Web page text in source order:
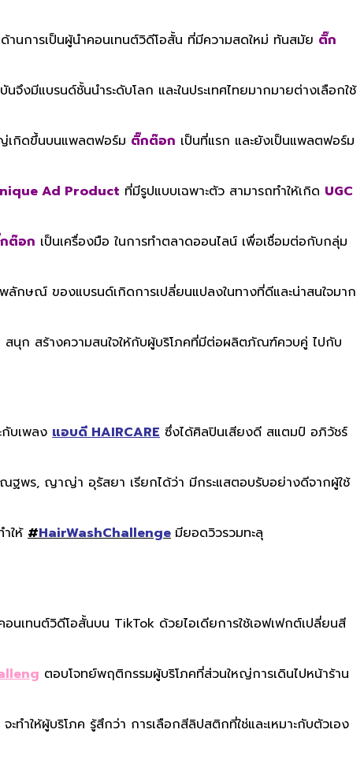
านการเป็นผู้นำคอนเทนต์วิดีโอสั้น ที่มีความสดใหม่ ทันสมัย ติ๊ก
งมีแบรนด์ชั้นนำระดับโลก และในประเทศไทยมากมายต่างเลือกใช้
เกิดขึ้นบนแพลตฟอร์ม ติ๊กต๊อก เป็นที่แรก และยังเป็นแพลตฟอร์ม
Ad Product ที่มีรูปแบบเฉพาะตัว สามารถทำให้เกิด UGC
ต๊อก เป็นเครื่องมือ ในการทำตลาดออนไลน์ เพื่อเชื่อมต่อกับกลุ่ม
ลักษณ์ ของแบรนด์เกิดการเปลี่ยนแปลงในทางที่ดีและน่าสนใจมาก
ก สร้างความสนใจให้กับผู้บริโภคที่มีต่อผลิตภัณฑ์ควบคู่ ไปกับ
บเพลง แอบดี HAIRCARE ซึ่งได้ศิลปินเสียงดี สแตมป์ อภิวัชร์
ฐพร, ญาญ่า อุรัสยา เรียกได้ว่า มีกระแสตอบรับอย่างดีจากผู้ใช้
ให้ #HairWashChallenge มียอดวิวรวมทะลุ
นเทนต์วิดีโอสั้นบน TikTok ด้วยไอเดียการใช้เอฟเฟกต์เปลี่ยนสี
ตอบโจทย์พฤติกรรมผู้บริโภคที่ส่วนใหญ่การเดินไปหน้าร้าน
จะทำให้ผู้บริโภค รู้สึกว่า การเลือกสีลิปสติกที่ใช่และเหมาะกับตัวเอง